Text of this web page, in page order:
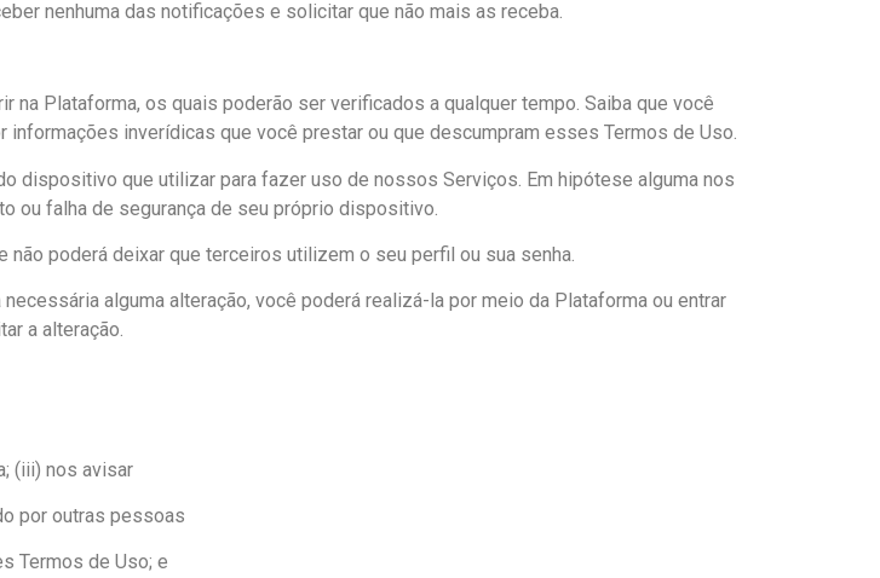
nenhuma das notificações e solicitar que não mais as receba.
Plataforma, os quais poderão ser verificados a qualquer tempo. Saiba que você
inverídicas que você prestar ou que descumpram esses Termos de Uso.
dispositivo que utilizar para fazer uso de nossos Serviços. Em hipótese alguma nos
ou falha de segurança de seu próprio dispositivo.
poderá deixar que terceiros utilizem o seu perfil ou sua senha.
alguma alteração, você poderá realizá-la por meio da Plataforma ou entrar
a alteração.
(iii) nos avisar
por outras pessoas
Termos de Uso; e